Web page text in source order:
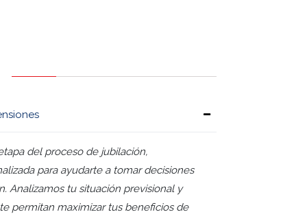
y cómo
Pensión Anticipada: Requisitos y
de tiempo, resume de manera clara y
del proceso de jubilación,
para ayudarte a tomar decisiones
Analizamos tu situación previsional y
permitan maximizar tus beneficios de